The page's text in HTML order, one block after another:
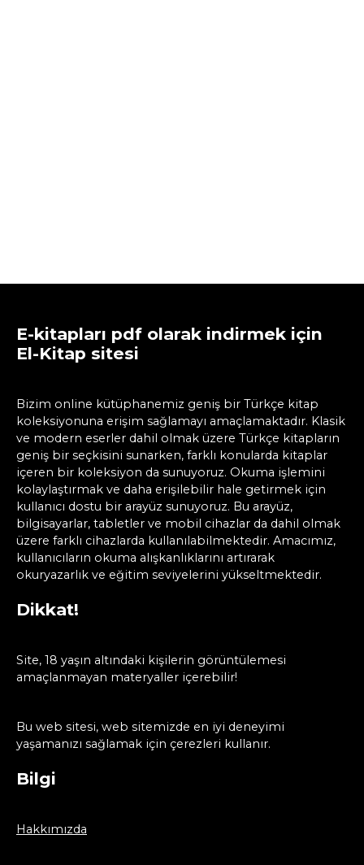
E-kitapları pdf olarak indirmek için
El-Kitap sitesi
Bizim online kütüphanemiz geniş bir Türkçe kitap
koleksiyonuna erişim sağlamayı amaçlamaktadır. Klasik
ve modern eserler dahil olmak üzere Türkçe kitapların
geniş bir seçkisini sunarken, farklı konularda kitaplar
içeren bir koleksiyon da sunuyoruz. Okuma işlemini
kolaylaştırmak ve daha erişilebilir hale getirmek için
kullanıcı dostu bir arayüz sunuyoruz. Bu arayüz,
bilgisayarlar, tabletler ve mobil cihazlar da dahil olmak
üzere farklı cihazlarda kullanılabilmektedir. Amacımız,
kullanıcıların okuma alışkanlıklarını artırarak
okuryazarlık ve eğitim seviyelerini yükseltmektedir.
Dikkat!
Site, 18 yaşın altındaki kişilerin görüntülemesi
amaçlanmayan materyaller içerebilir!
Bu web sitesi, web sitemizde en iyi deneyimi
yaşamanızı sağlamak için çerezleri kullanır.
Bilgi
Hakkımızda